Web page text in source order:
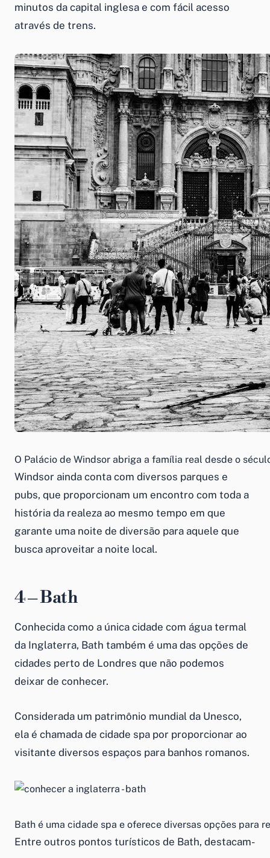
minutos da capital inglesa e com fácil acesso
através de trens.
O Palácio de Windsor abriga a família real desde o
Windsor ainda conta com diversos parques e
pubs, que proporcionam um encontro com toda a
história da realeza ao mesmo tempo em que
garante uma noite de diversão para aquele que
busca aproveitar a noite local.
4 – Bath
Conhecida como a única cidade com água termal
da Inglaterra, Bath também é uma das opções de
cidades perto de Londres que não podemos
deixar de conhecer.
Considerada um patrimônio mundial da Unesco,
ela é chamada de cidade spa por proporcionar ao
visitante diversos espaços para banhos romanos.
Bath é uma cidade spa e oferece diversas opções para
Entre outros pontos turísticos de Bath, destacam-